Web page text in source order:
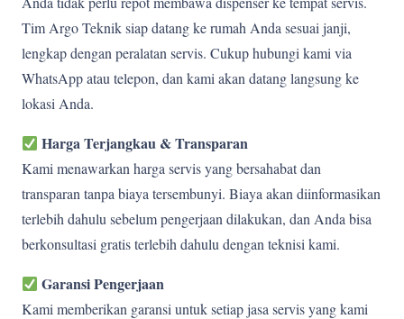
Tim Argo Teknik siap datang ke rumah Anda sesuai janji,
lengkap dengan peralatan servis. Cukup hubungi kami via
WhatsApp atau telepon, dan kami akan datang langsung ke
lokasi Anda.
Harga Terjangkau & Transparan
Kami menawarkan harga servis yang bersahabat dan
transparan tanpa biaya tersembunyi. Biaya akan diinformasikan
terlebih dahulu sebelum pengerjaan dilakukan, dan Anda bisa
berkonsultasi gratis terlebih dahulu dengan teknisi kami.
Garansi Pengerjaan
Kami memberikan garansi untuk setiap jasa servis yang kami